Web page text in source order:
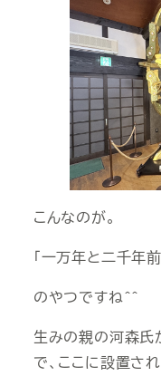
こんなのが。
「一万年と二千年
のやつですね＾＾
生みの親の河森氏
で、ここに設置さ